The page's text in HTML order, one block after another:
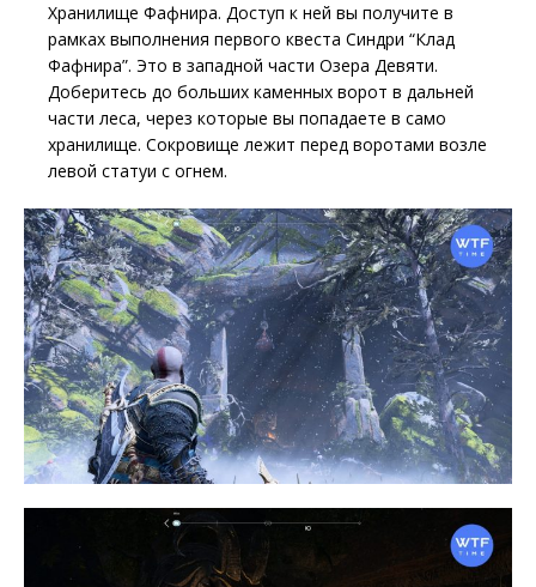
Хранилище Фафнира. Доступ к ней вы получите в
рамках выполнения первого квеста Синдри “Клад
Фафнира”. Это в западной части Озера Девяти.
Доберитесь до больших каменных ворот в дальней
части леса, через которые вы попадаете в само
хранилище. Сокровище лежит перед воротами возле
левой статуи с огнем.